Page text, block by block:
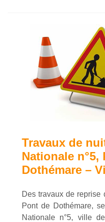
Travaux de
Nationale n°5,
Dothémare –
Des travaux de reprise
Pont de Dothémare,
Nationale n°5, ville